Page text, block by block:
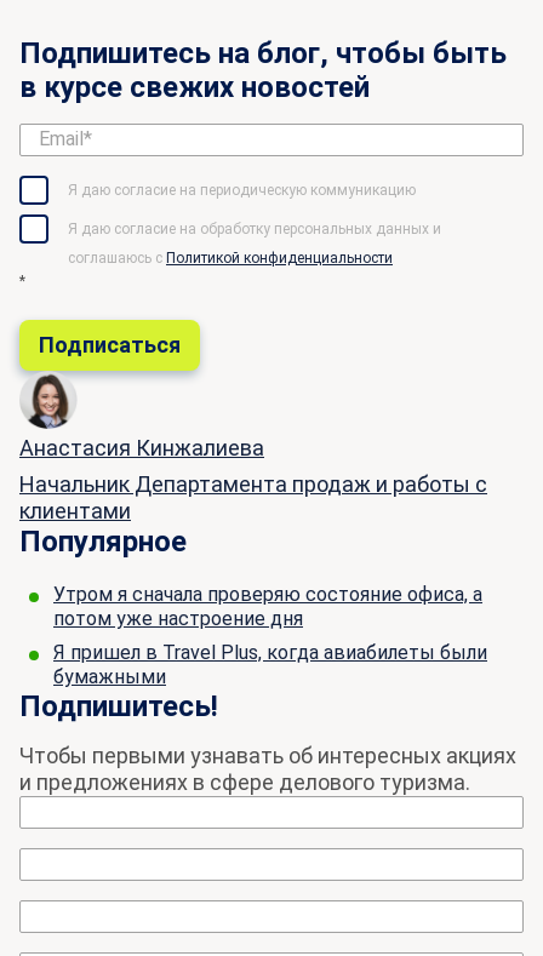
Подпишитесь на блог, чтобы быть
в курсе свежих новостей
Я даю согласие на периодическую коммуникацию
Я даю согласие на обработку персональных данных и
соглашаюсь c Политикой конфиденциальности
*
Анастасия Кинжалиева
Начальник Департамента продаж и работы с
клиентами
Популярное
Утром я сначала проверяю состояние офиса, а
потом уже настроение дня
Я пришел в Travel Plus, когда авиабилеты были
бумажными
Подпишитесь!
Чтобы первыми узнавать об интересных акциях
и предложениях в сфере делового туризма.